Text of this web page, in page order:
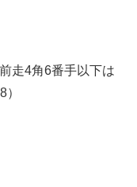
走4角6番手以下は